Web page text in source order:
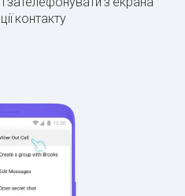
контакту